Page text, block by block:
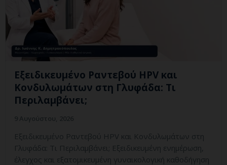
Εξειδικευμένο Ραντεβού HPV και
Κονδυλωμάτων στη Γλυφάδα: Τι
Περιλαμβάνει;
Εξειδικευμένο Ραντεβού HPV και Κονδυλωμάτων στη
Γλυφάδα: Τι Περιλαμβάνει; Εξειδικευμένη ενημέρωση,
έλεγχος και εξατομικευμένη γυναικολογική καθοδήγηση